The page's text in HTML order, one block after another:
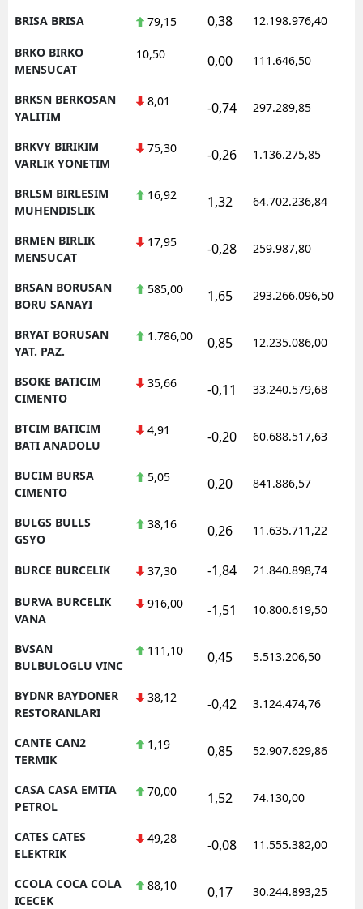
BRISA BRISA 79,15 0,38 12.198.976,40
BRKO BIRKO
MENSUCAT
10,50 0,00 111.646,50
BRKSN BERKOSAN
YALITIM
8,01 -0,74 297.289,85
BRKVY BIRIKIM
VARLIK YONETIM
75,30 -0,26 1.136.275,85
BRLSM BIRLESIM
MUHENDISLIK
16,92 1,32 64.702.236,84
BRMEN BIRLIK
MENSUCAT
17,95 -0,28 259.987,80
BRSAN BORUSAN
BORU SANAYI
585,00 1,65 293.266.096,50
BRYAT BORUSAN
YAT. PAZ.
1.786,00 0,85 12.235.086,00
BSOKE BATICIM
CIMENTO
35,66 -0,11 33.240.579,68
BTCIM BATICIM
BATI ANADOLU
4,91 -0,20 60.688.517,63
BUCIM BURSA
CIMENTO
5,05 0,20 841.886,57
BULGS BULLS
GSYO
38,16 0,26 11.635.711,22
BURCE BURCELIK 37,30 -1,84 21.840.898,74
BURVA BURCELIK
VANA
916,00 -1,51 10.800.619,50
BVSAN
BULBULOGLU VINC
111,10 0,45 5.513.206,50
BYDNR BAYDONER
RESTORANLARI
38,12 -0,42 3.124.474,76
CANTE CAN2
TERMIK
1,19 0,85 52.907.629,86
CASA CASA EMTIA
PETROL
70,00 1,52 74.130,00
CATES CATES
ELEKTRIK
49,28 -0,08 11.555.382,00
CCOLA COCA COLA
ICECEK
88,10 0,17 30.244.893,25